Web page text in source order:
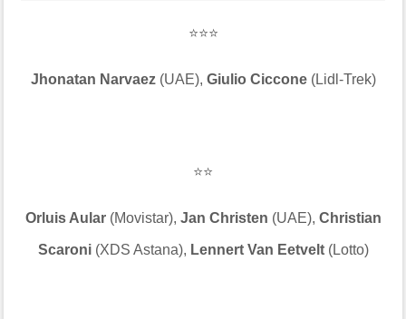
⭐⭐⭐
Jhonatan Narvaez(UAE), Giulio Ciccone(Lidl-Trek)
⭐⭐
Orluis Aular (Movistar), Jan Christen (UAE), Christian
Scaroni (XDS Astana), Lennert Van Eetvelt(Lotto)